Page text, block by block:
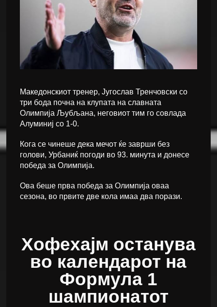
Македонскиот тренер, Југослав Тренчовски со
три бода почна на клупата на славната
Олимпија Љубљана, неговиот тим го совлада
Алуминиј со 1-0.
Кога се чинеше дека мечот ќе заврши без
голови, Урбаниќ погоди во 93. минута и донесе
победа за Олимпија.
Ова беше прва победа за Олимпија оваа
сезона, во првите две кола имаа два порази.
Хофехајм останува
во календарот на
Формула 1
шампионатот